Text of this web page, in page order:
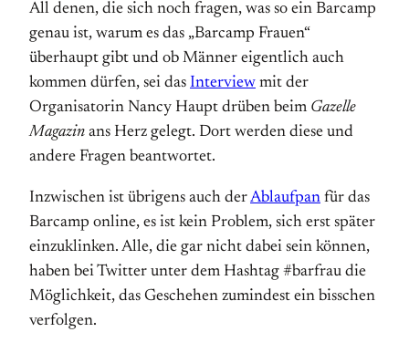
All denen, die sich noch fragen, was so ein Barcamp
genau ist, warum es das „Barcamp Frauen“
überhaupt gibt und ob Männer eigentlich auch
kommen dürfen, sei das Interview mit der
Organisatorin Nancy Haupt drüben beim Gazelle
Magazin ans Herz gelegt. Dort werden diese und
andere Fragen beantwortet.
Inzwischen ist übrigens auch derAblaufpan für das
Barcamp online, es ist kein Problem, sich erst später
einzuklinken. Alle, die gar nicht dabei sein können,
haben bei Twitter unter dem Hashtag #barfrau die
Möglichkeit, das Geschehen zumindest ein bisschen
verfolgen.